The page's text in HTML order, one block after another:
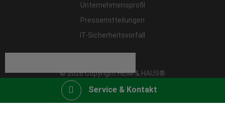
Service & Kontakt
Unternehmensprofil
Pressemitteilungen
IT-Sicherheitsvorfall
© 2026 Copyright HEIM & HAUS®